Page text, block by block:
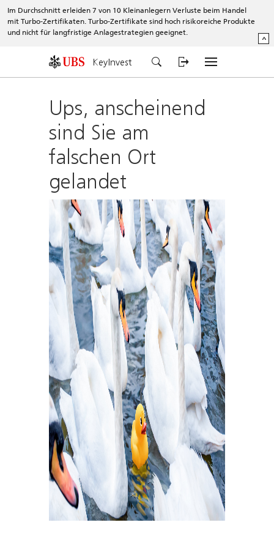
Im Durchschnitt erleiden 7 von 10 Kleinanlegern Verluste beim Handel
mit Turbo-Zertifikaten. Turbo-Zertifikate sind hoch risikoreiche Produkte
und nicht für langfristige Anlagestrategien geeignet.
^
KeyInvest
Ups, anscheinend
sind Sie am
falschen Ort
gelandet